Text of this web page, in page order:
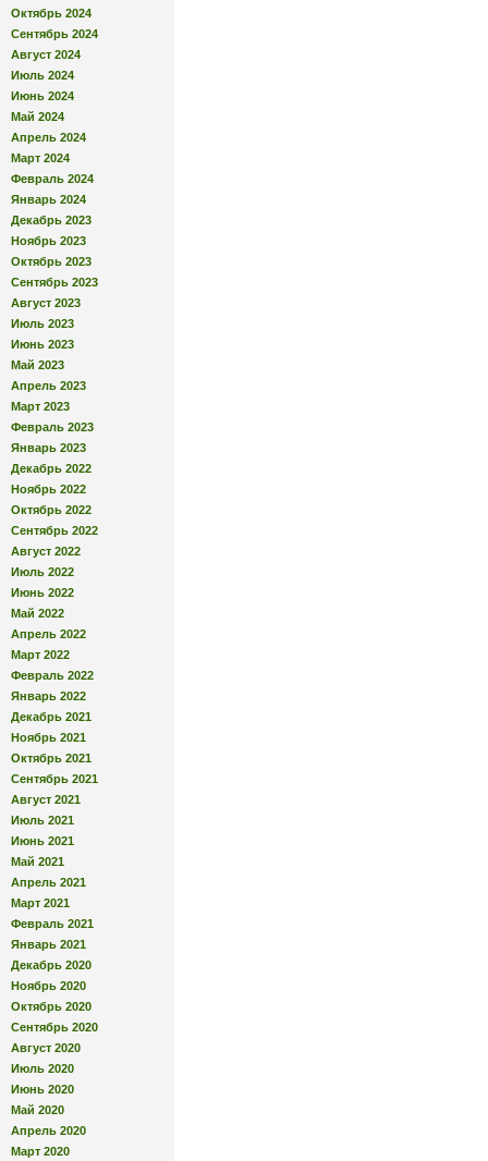
Октябрь 2024
Сентябрь 2024
Август 2024
Июль 2024
Июнь 2024
Май 2024
Апрель 2024
Март 2024
Февраль 2024
Январь 2024
Декабрь 2023
Ноябрь 2023
Октябрь 2023
Сентябрь 2023
Август 2023
Июль 2023
Июнь 2023
Май 2023
Апрель 2023
Март 2023
Февраль 2023
Январь 2023
Декабрь 2022
Ноябрь 2022
Октябрь 2022
Сентябрь 2022
Август 2022
Июль 2022
Июнь 2022
Май 2022
Апрель 2022
Март 2022
Февраль 2022
Январь 2022
Декабрь 2021
Ноябрь 2021
Октябрь 2021
Сентябрь 2021
Август 2021
Июль 2021
Июнь 2021
Май 2021
Апрель 2021
Март 2021
Февраль 2021
Январь 2021
Декабрь 2020
Ноябрь 2020
Октябрь 2020
Сентябрь 2020
Август 2020
Июль 2020
Июнь 2020
Май 2020
Апрель 2020
Март 2020